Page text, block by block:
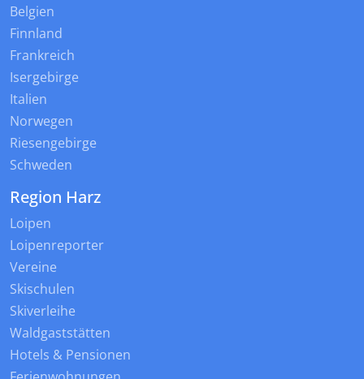
Belgien
Finnland
Frankreich
Isergebirge
Italien
Norwegen
Riesengebirge
Schweden
Region Harz
Loipen
Loipenreporter
Vereine
Skischulen
Skiverleihe
Waldgaststätten
Hotels & Pensionen